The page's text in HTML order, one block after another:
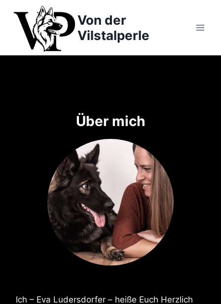
Inhalt
springen
Von der
Vilstalperle
Über mich
Ich – Eva Ludersdorfer – heiße Euch Herzlich